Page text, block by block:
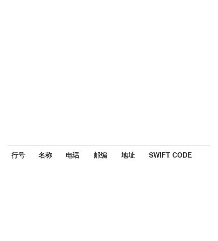
行号 名称 电话 邮编 地址 SWIFT CODE